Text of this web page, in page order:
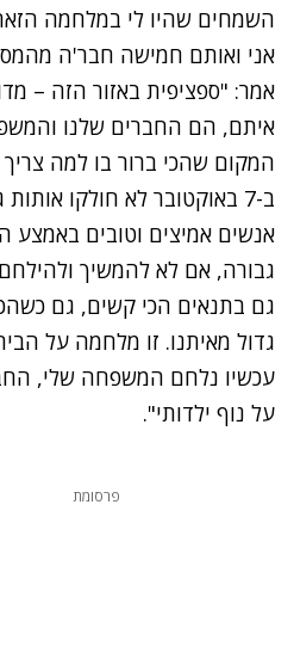
השמחים שהיו לי במלחמה
אני ואותם חמישה חבר'ה
אמר: "ספציפית באזור הזה –
איתם, הם החברים שלנו
המקום שהכי ברור בו למה
ב-7 באוקטובר לא חולקו
אנשים אמיצים וטובים באמצע
גבורה, אם לא להמשיך
גם בתנאים הכי קשים, גם
גדול מאיתנו. זו מלחמה על
עכשיו נלחם המשפחה שלי,
על נוף ילדותי".
פרסומת